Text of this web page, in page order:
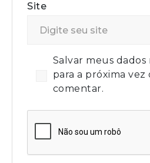
Site
Salvar meus
para a próxima vez
comentar.